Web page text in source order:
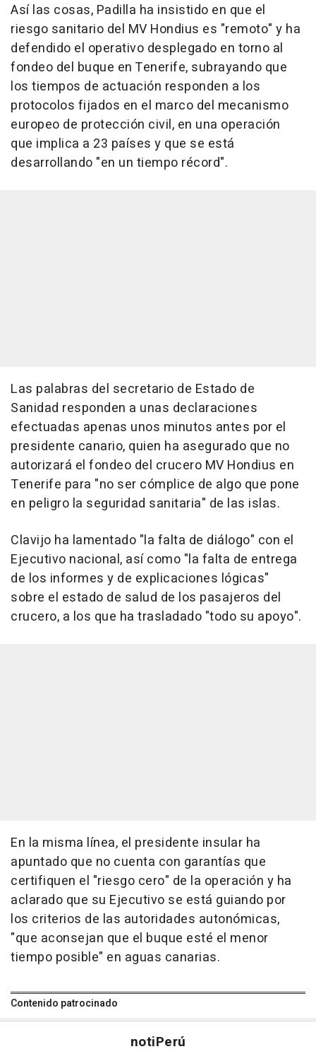
Así las cosas, Padilla ha insistido en que el
riesgo sanitario del MV Hondius es "remoto" y ha
defendido el operativo desplegado en torno al
fondeo del buque en Tenerife, subrayando que
los tiempos de actuación responden a los
protocolos fijados en el marco del mecanismo
europeo de protección civil, en una operación
que implica a 23 países y que se está
desarrollando "en un tiempo récord".
Las palabras del secretario de Estado de
Sanidad responden a unas declaraciones
efectuadas apenas unos minutos antes por el
presidente canario, quien ha asegurado que no
autorizará el fondeo del crucero MV Hondius en
Tenerife para "no ser cómplice de algo que pone
en peligro la seguridad sanitaria" de las islas.
Clavijo ha lamentado "la falta de diálogo" con el
Ejecutivo nacional, así como "la falta de entrega
de los informes y de explicaciones lógicas"
sobre el estado de salud de los pasajeros del
crucero, a los que ha trasladado "todo su apoyo".
En la misma línea, el presidente insular ha
apuntado que no cuenta con garantías que
certifiquen el "riesgo cero" de la operación y ha
aclarado que su Ejecutivo se está guiando por
los criterios de las autoridades autonómicas,
"que aconsejan que el buque esté el menor
tiempo posible" en aguas canarias.
Contenido patrocinado
notiPerú